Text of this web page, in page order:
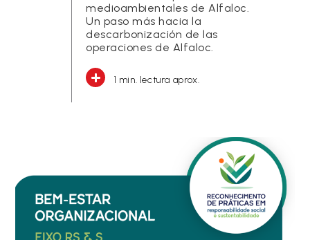
medioambientales de Alfaloc.
Un paso más hacia la
descarbonización de las
operaciones de Alfaloc.
1 min. lectura aprox.